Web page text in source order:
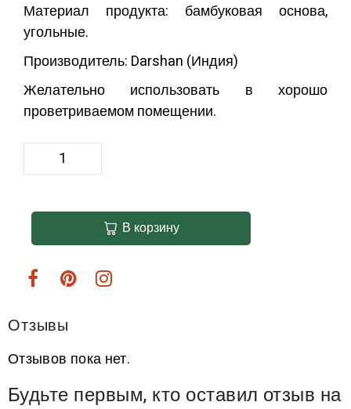
Материал продукта: бамбуковая основа,
угольные.
Производитель: Darshan (Индия)
Желательно использовать в хорошо
проветриваемом помещении.
В корзину
Отзывы
Отзывов пока нет.
Будьте первым, кто оставил отзыв на